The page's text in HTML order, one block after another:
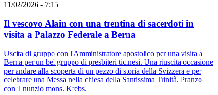
11/02/2026 - 7:15
Il vescovo Alain con una trentina di sacerdoti in
visita a Palazzo Federale a Berna
Uscita di gruppo con l'Amministratore apostolico per una visita a
Berna per un bel gruppo di presbiteri ticinesi. Una riuscita occasione
per andare alla scoperta di un pezzo di storia della Svizzera e per
celebrare una Messa nella chiesa della Santissima Trinità. Pranzo
con il nunzio mons. Krebs.